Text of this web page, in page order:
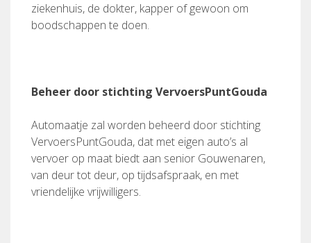
ziekenhuis, de dokter, kapper of gewoon om
boodschappen te doen.
Beheer door stichting VervoersPuntGouda
Automaatje zal worden beheerd door stichting
VervoersPuntGouda, dat met eigen auto’s al
vervoer op maat biedt aan senior Gouwenaren,
van deur tot deur, op tijdsafspraak, en met
vriendelijke vrijwilligers.